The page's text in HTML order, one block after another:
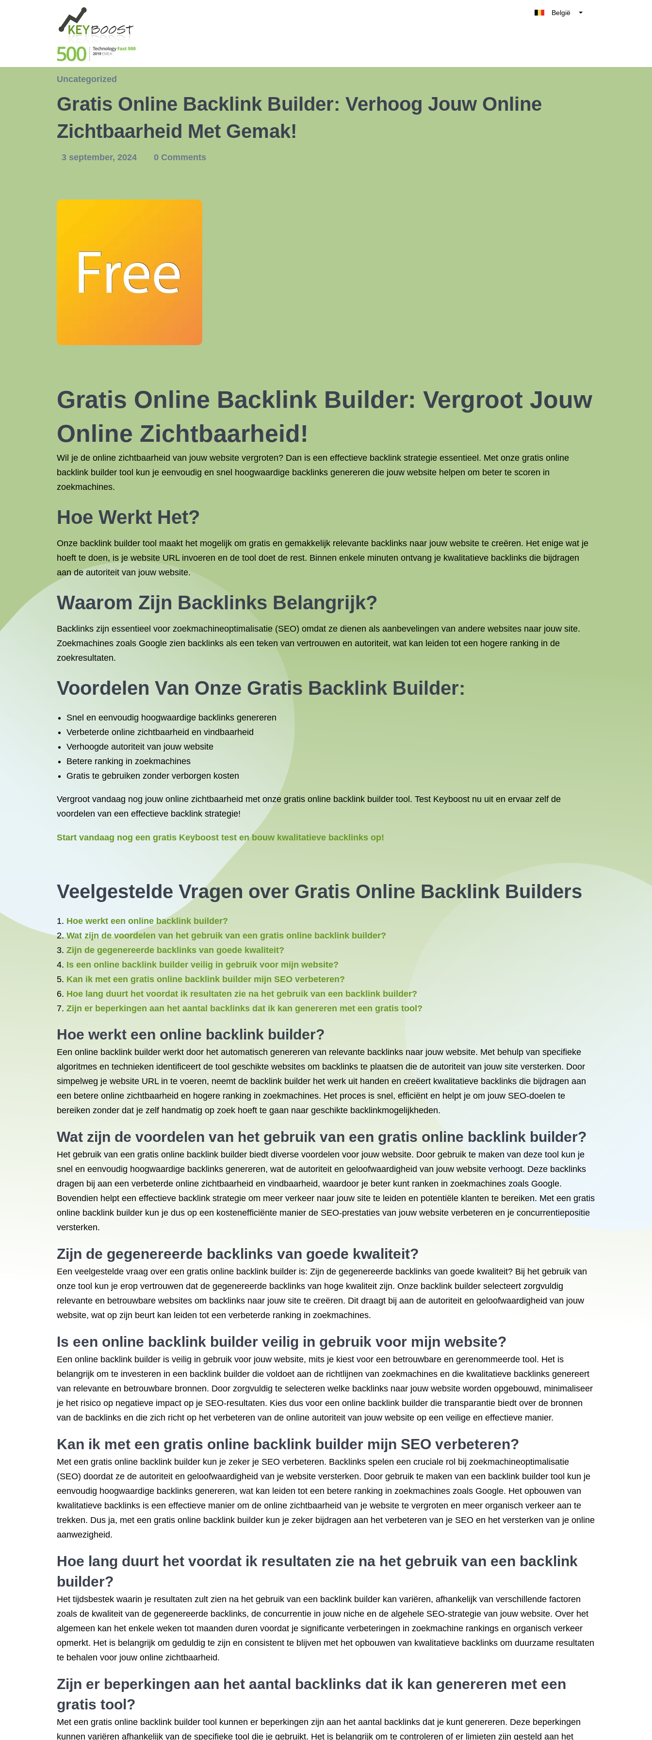
België
Uncategorized
Gratis Online Backlink Builder: Verhoog Jouw Online
Zichtbaarheid Met Gemak!
3 september, 2024 0 Comments
Gratis Online Backlink Builder: Vergroot Jouw
Online Zichtbaarheid!
Wil je de online zichtbaarheid van jouw website vergroten? Dan is een effectieve backlink strategie essentieel. Met onze gratis online
backlink builder tool kun je eenvoudig en snel hoogwaardige backlinks genereren die jouw website helpen om beter te scoren in
zoekmachines.
Hoe Werkt Het?
Onze backlink builder tool maakt het mogelijk om gratis en gemakkelijk relevante backlinks naar jouw website te creëren. Het enige wat je
hoeft te doen, is je website URL invoeren en de tool doet de rest. Binnen enkele minuten ontvang je kwalitatieve backlinks die bijdragen
aan de autoriteit van jouw website.
Waarom Zijn Backlinks Belangrijk?
Backlinks zijn essentieel voor zoekmachineoptimalisatie (SEO) omdat ze dienen als aanbevelingen van andere websites naar jouw site.
Zoekmachines zoals Google zien backlinks als een teken van vertrouwen en autoriteit, wat kan leiden tot een hogere ranking in de
zoekresultaten.
Voordelen Van Onze Gratis Backlink Builder:
Snel en eenvoudig hoogwaardige backlinks genereren
Verbeterde online zichtbaarheid en vindbaarheid
Verhoogde autoriteit van jouw website
Betere ranking in zoekmachines
Gratis te gebruiken zonder verborgen kosten
Vergroot vandaag nog jouw online zichtbaarheid met onze gratis online backlink builder tool. Test Keyboost nu uit en ervaar zelf de
voordelen van een effectieve backlink strategie!
Start vandaag nog een gratis Keyboost test en bouw kwalitatieve backlinks op!
Veelgestelde Vragen over Gratis Online Backlink Builders
Hoe werkt een online backlink builder?
Wat zijn de voordelen van het gebruik van een gratis online backlink builder?
Zijn de gegenereerde backlinks van goede kwaliteit?
Is een online backlink builder veilig in gebruik voor mijn website?
Kan ik met een gratis online backlink builder mijn SEO verbeteren?
Hoe lang duurt het voordat ik resultaten zie na het gebruik van een backlink builder?
Zijn er beperkingen aan het aantal backlinks dat ik kan genereren met een gratis tool?
Hoe werkt een online backlink builder?
Een online backlink builder werkt door het automatisch genereren van relevante backlinks naar jouw website. Met behulp van specifieke
algoritmes en technieken identificeert de tool geschikte websites om backlinks te plaatsen die de autoriteit van jouw site versterken. Door
simpelweg je website URL in te voeren, neemt de backlink builder het werk uit handen en creëert kwalitatieve backlinks die bijdragen aan
een betere online zichtbaarheid en hogere ranking in zoekmachines. Het proces is snel, efficiënt en helpt je om jouw SEO-doelen te
bereiken zonder dat je zelf handmatig op zoek hoeft te gaan naar geschikte backlinkmogelijkheden.
Wat zijn de voordelen van het gebruik van een gratis online backlink builder?
Het gebruik van een gratis online backlink builder biedt diverse voordelen voor jouw website. Door gebruik te maken van deze tool kun je
snel en eenvoudig hoogwaardige backlinks genereren, wat de autoriteit en geloofwaardigheid van jouw website verhoogt. Deze backlinks
dragen bij aan een verbeterde online zichtbaarheid en vindbaarheid, waardoor je beter kunt ranken in zoekmachines zoals Google.
Bovendien helpt een effectieve backlink strategie om meer verkeer naar jouw site te leiden en potentiële klanten te bereiken. Met een gratis
online backlink builder kun je dus op een kostenefficiënte manier de SEO-prestaties van jouw website verbeteren en je concurrentiepositie
versterken.
Zijn de gegenereerde backlinks van goede kwaliteit?
Een veelgestelde vraag over een gratis online backlink builder is: Zijn de gegenereerde backlinks van goede kwaliteit? Bij het gebruik van
onze tool kun je erop vertrouwen dat de gegenereerde backlinks van hoge kwaliteit zijn. Onze backlink builder selecteert zorgvuldig
relevante en betrouwbare websites om backlinks naar jouw site te creëren. Dit draagt bij aan de autoriteit en geloofwaardigheid van jouw
website, wat op zijn beurt kan leiden tot een verbeterde ranking in zoekmachines.
Is een online backlink builder veilig in gebruik voor mijn website?
Een online backlink builder is veilig in gebruik voor jouw website, mits je kiest voor een betrouwbare en gerenommeerde tool. Het is
belangrijk om te investeren in een backlink builder die voldoet aan de richtlijnen van zoekmachines en die kwalitatieve backlinks genereert
van relevante en betrouwbare bronnen. Door zorgvuldig te selecteren welke backlinks naar jouw website worden opgebouwd, minimaliseer
je het risico op negatieve impact op je SEO-resultaten. Kies dus voor een online backlink builder die transparantie biedt over de bronnen
van de backlinks en die zich richt op het verbeteren van de online autoriteit van jouw website op een veilige en effectieve manier.
Kan ik met een gratis online backlink builder mijn SEO verbeteren?
Met een gratis online backlink builder kun je zeker je SEO verbeteren. Backlinks spelen een cruciale rol bij zoekmachineoptimalisatie
(SEO) doordat ze de autoriteit en geloofwaardigheid van je website versterken. Door gebruik te maken van een backlink builder tool kun je
eenvoudig hoogwaardige backlinks genereren, wat kan leiden tot een betere ranking in zoekmachines zoals Google. Het opbouwen van
kwalitatieve backlinks is een effectieve manier om de online zichtbaarheid van je website te vergroten en meer organisch verkeer aan te
trekken. Dus ja, met een gratis online backlink builder kun je zeker bijdragen aan het verbeteren van je SEO en het versterken van je online
aanwezigheid.
Hoe lang duurt het voordat ik resultaten zie na het gebruik van een backlink
builder?
Het tijdsbestek waarin je resultaten zult zien na het gebruik van een backlink builder kan variëren, afhankelijk van verschillende factoren
zoals de kwaliteit van de gegenereerde backlinks, de concurrentie in jouw niche en de algehele SEO-strategie van jouw website. Over het
algemeen kan het enkele weken tot maanden duren voordat je significante verbeteringen in zoekmachine rankings en organisch verkeer
opmerkt. Het is belangrijk om geduldig te zijn en consistent te blijven met het opbouwen van kwalitatieve backlinks om duurzame resultaten
te behalen voor jouw online zichtbaarheid.
Zijn er beperkingen aan het aantal backlinks dat ik kan genereren met een
gratis tool?
Met een gratis online backlink builder tool kunnen er beperkingen zijn aan het aantal backlinks dat je kunt genereren. Deze beperkingen
kunnen variëren afhankelijk van de specifieke tool die je gebruikt. Het is belangrijk om te controleren of er limieten zijn gesteld aan het